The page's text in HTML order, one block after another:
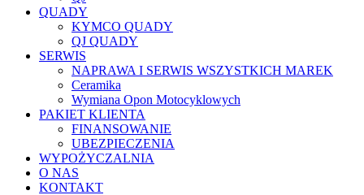
QUADY
KYMCO QUADY
QJ QUADY
SERWIS
NAPRAWA I SERWIS WSZYSTKICH MAREK
Ceramika
Wymiana Opon Motocyklowych
PAKIET KLIENTA
FINANSOWANIE
UBEZPIECZENIA
WYPOŻYCZALNIA
O NAS
KONTAKT